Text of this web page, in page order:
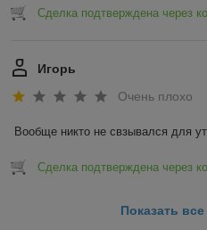
Сделка подтверждена через
Игорь
Очень плохо
Вообще никто не свзывался для
Сделка подтверждена через
Показать